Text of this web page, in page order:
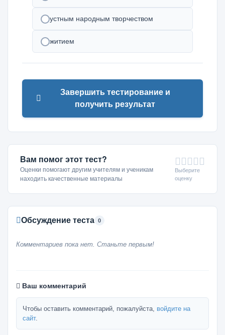
устным народным творчеством
житием
Завершить тестирование и
получить результат
Вам помог этот тест?
Оценки помогают другим учителям и ученикам
находить качественные материалы
Выберите
оценку
Обсуждение теста 0
Комментариев пока нет. Станьте первым!
Ваш комментарий
Чтобы оставить комментарий, пожалуйста, войдите на
сайт.